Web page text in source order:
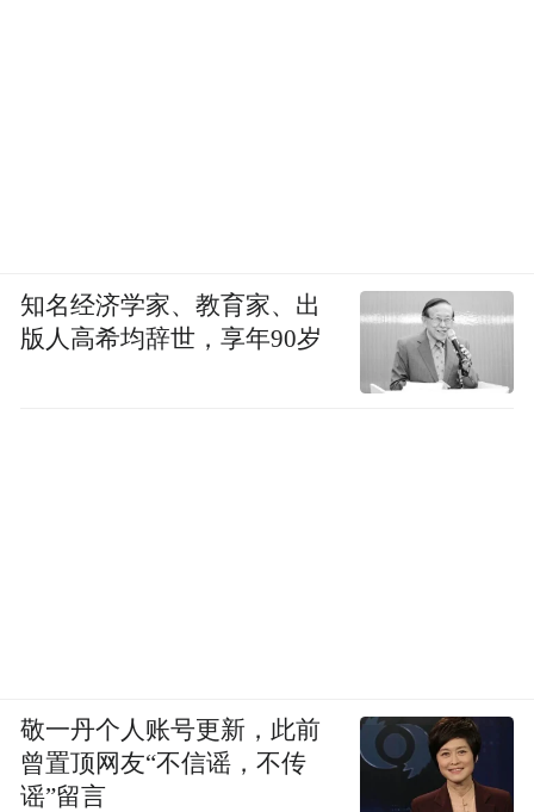
知名经济学家、教育家、出
版人高希均辞世，享年90岁
敬一丹个人账号更新，此前
曾置顶网友“不信谣，不传
谣”留言